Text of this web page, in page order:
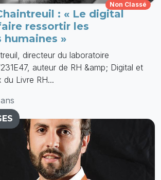
Non Classé
: « Le digital
ressortir les
»
directeur du laboratoire
auteur de RH &amp; Digital et
du Livre RH...